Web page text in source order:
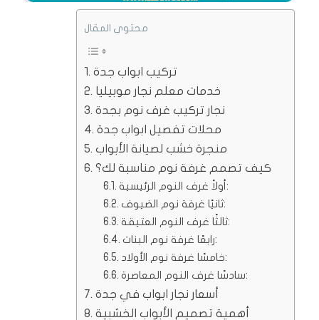
محتوى المقال
تركيب ابواب جدة
خدمات معلم نجار موبيليا
نجار تركيب غرف نوم بجدة
محلات تفصيل ابواب جدة
منجرة خشب لصيانة الأبواب
كيف تصمم غرفة نوم مناسبة لك؟
أولاً غرف النوم الرئيسية:
ثانيًا غرفة نوم الضيوف:
ثالثًا غرف النوم العتيقة:
رابعًا غرفة نوم البنات:
خامسًا غرفة نوم الأولاد:
سادسًا غرف النوم المعاصرة:
أسعار نجار ابواب في جدة
أهمية تصميم الأبواب الخشبية